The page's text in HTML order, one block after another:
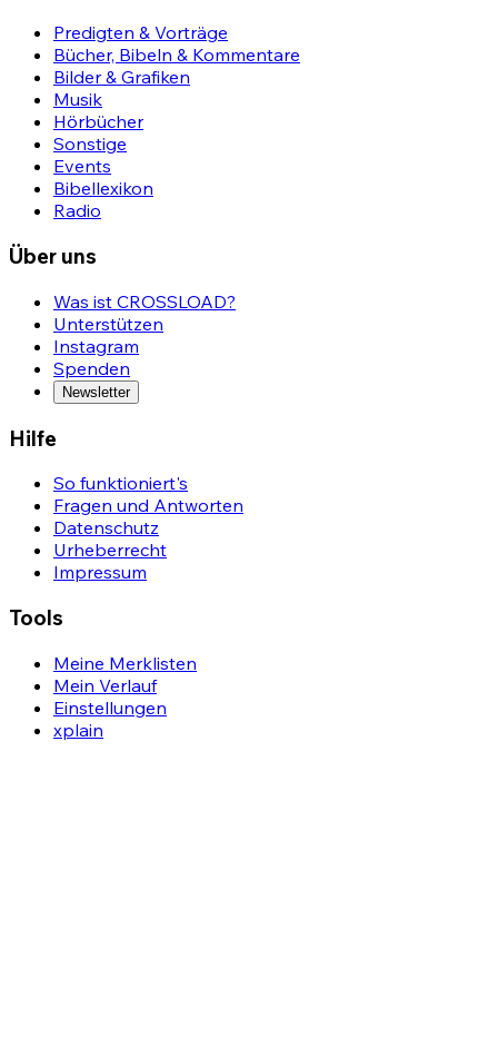
Predigten & Vorträge
Bücher, Bibeln & Kommentare
Bilder & Grafiken
Musik
Hörbücher
Sonstige
Events
Bibellexikon
Radio
Über uns
Was ist CROSSLOAD?
Unterstützen
Instagram
Spenden
Newsletter
Hilfe
So funktioniert's
Fragen und Antworten
Datenschutz
Urheberrecht
Impressum
Tools
Meine Merklisten
Mein Verlauf
Einstellungen
xplain